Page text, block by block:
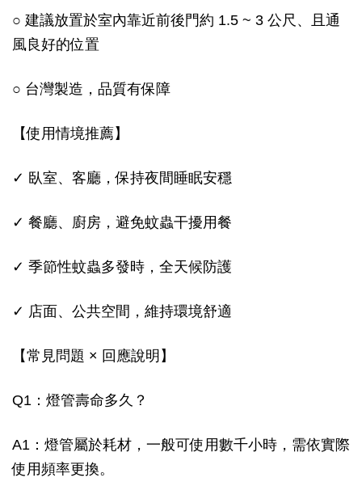
○ 建議放置於室內靠近前後門約 1.5 ~ 3 公尺、且通
風良好的位置
○ 台灣製造，品質有保障
【使用情境推薦】
✓ 臥室、客廳，保持夜間睡眠安穩
✓ 餐廳、廚房，避免蚊蟲干擾用餐
✓ 季節性蚊蟲多發時，全天候防護
✓ 店面、公共空間，維持環境舒適
【常見問題 × 回應說明】
Q1：燈管壽命多久？
A1：燈管屬於耗材，一般可使用數千小時，需依實際
使用頻率更換。